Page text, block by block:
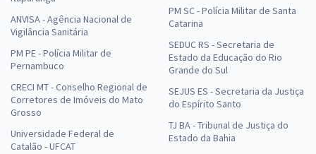
ANVISA - Agência Nacional de
Vigilância Sanitária
PM PE - Polícia Militar de
Pernambuco
CRECI MT - Conselho Regional de
Corretores de Imóveis do Mato
Grosso
Universidade Federal de
Catalão - UFCAT
PM SC - Polícia Militar de Santa
Catarina
SEDUC RS - Secretaria de
Estado da Educação do Rio
Grande do Sul
SEJUS ES - Secretaria da Justiça
do Espírito Santo
TJ BA - Tribunal de Justiça do
Estado da Bahia